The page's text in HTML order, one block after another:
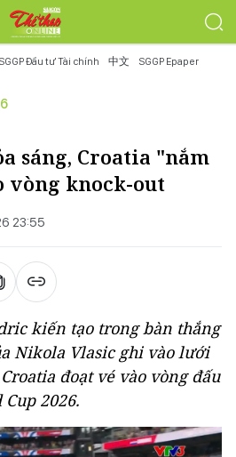
SGGP Đầu tư Tài chính 中文 SGGP Epaper
sáng, Croatia "nắm
vòng knock-out
23:55
kiến tạo trong bàn thắng
Nikola Vlasic ghi vào lưới
đoạt vé vào vòng đấu
2026.